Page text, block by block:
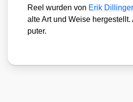
Reel wur­den von Erik Dil­lin­ger
alte Art und Wei­se
pu­ter.